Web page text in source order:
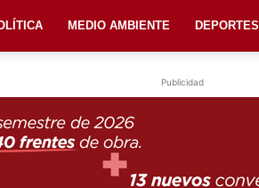
DIARIO
MEDIO AMBIENTE DEPORTES
Publicidad